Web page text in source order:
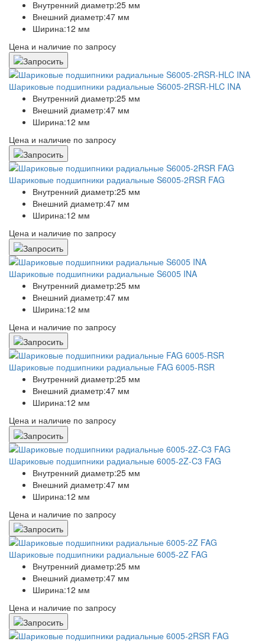
Внутренний диаметр:25 мм
Внешний диаметр:47 мм
Ширина:12 мм
Цена и наличие по запросу
Шариковые подшипники радиальные S6005-2RSR-HLC INA
Внутренний диаметр:25 мм
Внешний диаметр:47 мм
Ширина:12 мм
Цена и наличие по запросу
Шариковые подшипники радиальные S6005-2RSR FAG
Внутренний диаметр:25 мм
Внешний диаметр:47 мм
Ширина:12 мм
Цена и наличие по запросу
Шариковые подшипники радиальные S6005 INA
Внутренний диаметр:25 мм
Внешний диаметр:47 мм
Ширина:12 мм
Цена и наличие по запросу
Шариковые подшипники радиальные FAG 6005-RSR
Внутренний диаметр:25 мм
Внешний диаметр:47 мм
Ширина:12 мм
Цена и наличие по запросу
Шариковые подшипники радиальные 6005-2Z-C3 FAG
Внутренний диаметр:25 мм
Внешний диаметр:47 мм
Ширина:12 мм
Цена и наличие по запросу
Шариковые подшипники радиальные 6005-2Z FAG
Внутренний диаметр:25 мм
Внешний диаметр:47 мм
Ширина:12 мм
Цена и наличие по запросу